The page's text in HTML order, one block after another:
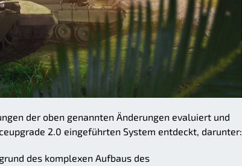
der oben genannten Änderungen evaluiert und
2.0 eingeführten System entdeckt, darunter:
des komplexen Aufbaus des